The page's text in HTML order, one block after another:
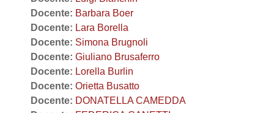
Docente: Barbara Boer
Docente: Lara Borella
Docente: Simona Brugnoli
Docente: Giuliano Brusaferro
Docente: Lorella Burlin
Docente: Orietta Busatto
Docente: DONATELLA CAMEDDA